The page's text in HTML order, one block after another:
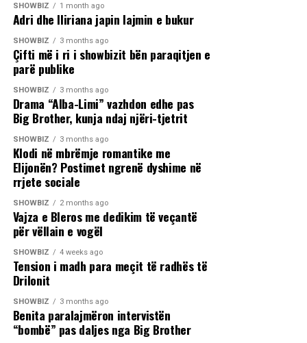
SHOWBIZ 1 month ago
Adri dhe Iliriana japin lajmin e bukur
SHOWBIZ 3 months ago
Çifti më i ri i showbizit bën paraqitjen e
parë publike
SHOWBIZ 3 months ago
Drama “Alba-Limi” vazhdon edhe pas
Big Brother, kunja ndaj njëri-tjetrit
SHOWBIZ 3 months ago
Klodi në mbrëmje romantike me
Elijonën? Postimet ngrenë dyshime në
rrjete sociale
SHOWBIZ 2 months ago
Vajza e Bleros me dedikim të veçantë
për vëllain e vogël
SHOWBIZ 4 weeks ago
Tension i madh para meçit të radhës të
Drilonit
SHOWBIZ 3 months ago
Benita paralajmëron intervistën
“bombë” pas daljes nga Big Brother